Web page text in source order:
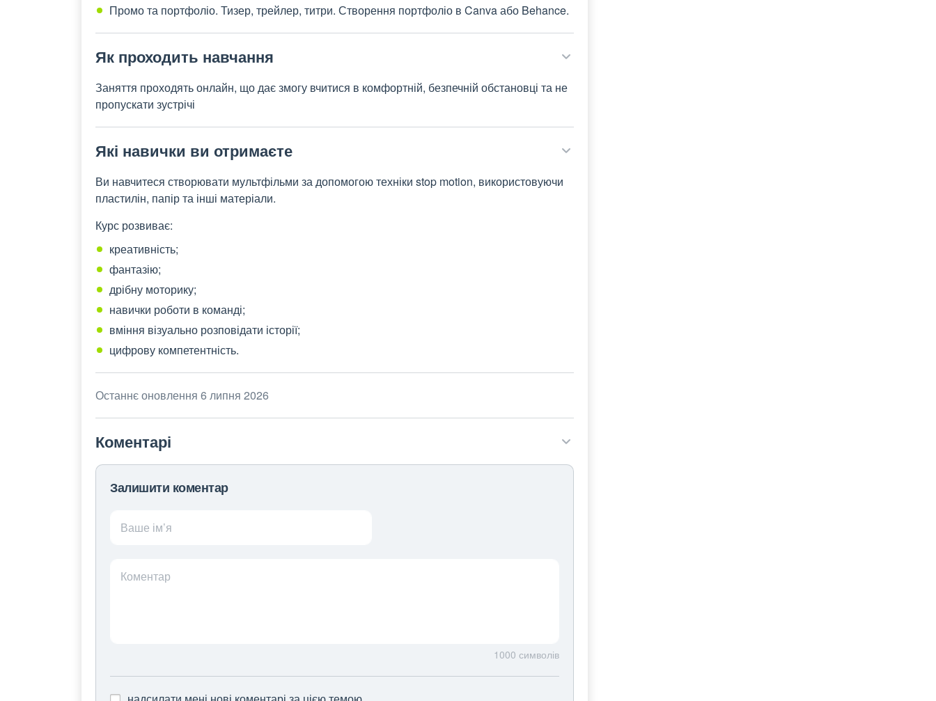
Промо та портфоліо. Тизер, трейлер, титри. Створення портфоліо в Canva або Behance.
Як проходить навчання
Заняття проходять онлайн, що дає змогу вчитися в комфортній, безпечній обстановці та не
пропускати зустрічі
Які навички ви отримаєте
Ви навчитеся створювати мультфільми за допомогою техніки stop motion, використовуючи
пластилін, папір та інші матеріали.
Курс розвиває:
креативність;
фантазію;
дрібну моторику;
навички роботи в команді;
вміння візуально розповідати історії;
цифрову компетентність.
Останнє оновлення 6 липня 2026
Коментарі
Залишити коментар
Ваше ім’я
Коментар
1000 символів